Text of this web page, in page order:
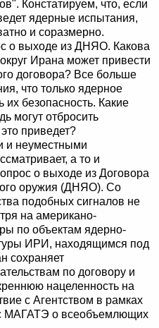
Констатируем, что, если
ядерные испытания,
и соразмерно.
о выходе из ДНЯО. Какова
Ирана может привести
договора? Все больше
что только ядерное
их безопасность. Какие
могут отбросить
приведет?
и неуместными
а то и
о выходе из Договора
оружия (ДНЯО). Со
подобных сигналов не
на американо-
по объектам ядерно-
ИРИ, находящимся под
сохраняет
по договору и
нацеленность на
с Агентством в рамках
МАГАТЭ о всеобъемлющих